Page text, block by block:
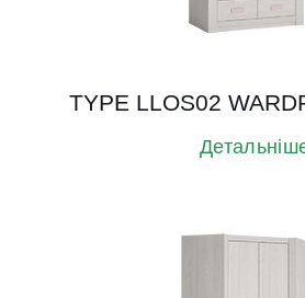
TYPE LLOS02